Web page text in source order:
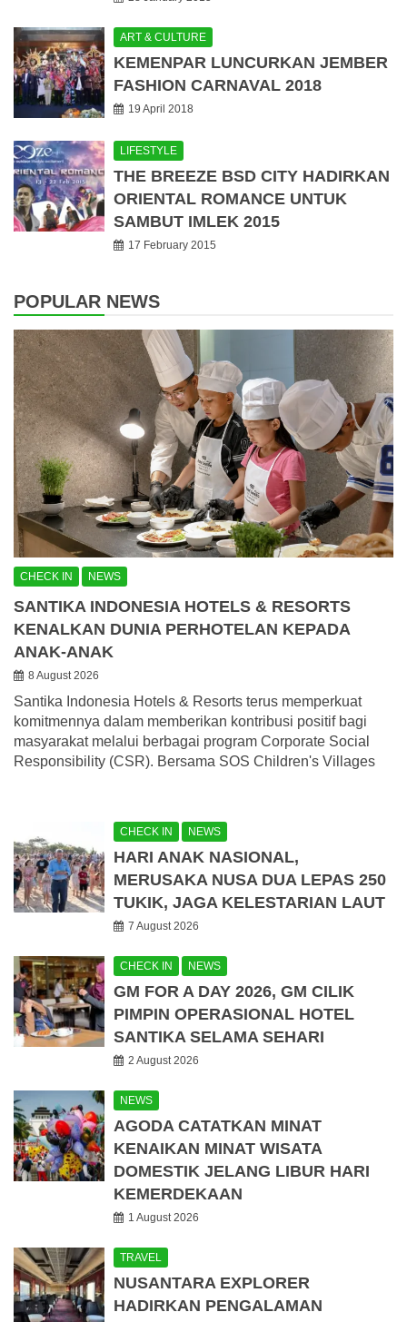
ART & CULTURE
KEMENPAR LUNCURKAN JEMBER
FASHION CARNAVAL 2018
19 April 2018
LIFESTYLE
THE BREEZE BSD CITY HADIRKAN
ORIENTAL ROMANCE UNTUK
SAMBUT IMLEK 2015
17 February 2015
POPULAR NEWS
CHECK IN NEWS
SANTIKA INDONESIA HOTELS & RESORTS
KENALKAN DUNIA PERHOTELAN KEPADA
ANAK-ANAK
8 August 2026
Santika Indonesia Hotels & Resorts terus memperkuat
komitmennya dalam memberikan kontribusi positif bagi
masyarakat melalui berbagai program Corporate Social
Responsibility (CSR). Bersama SOS Children's Villages
CHECK IN NEWS
HARI ANAK NASIONAL,
MERUSAKA NUSA DUA LEPAS 250
TUKIK, JAGA KELESTARIAN LAUT
7 August 2026
CHECK IN NEWS
GM FOR A DAY 2026, GM CILIK
PIMPIN OPERASIONAL HOTEL
SANTIKA SELAMA SEHARI
2 August 2026
NEWS
AGODA CATATKAN MINAT
KENAIKAN MINAT WISATA
DOMESTIK JELANG LIBUR HARI
KEMERDEKAAN
1 August 2026
TRAVEL
NUSANTARA EXPLORER
HADIRKAN PENGALAMAN